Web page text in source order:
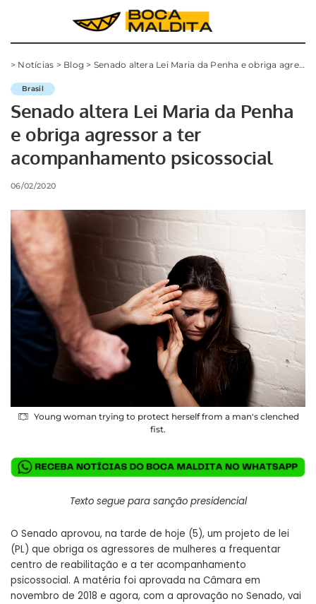
> Notícias > Blog > Senado altera Lei Maria da Penha e obriga agressor a ter acompanhamento psicossocial
Brasil
Senado altera Lei Maria da Penha
e obriga agressor a ter
acompanhamento psicossocial
06/02/2020
Young woman trying to protect herself from a man's clenched
fist.
Texto segue para sanção presidencial
O Senado aprovou, na tarde de hoje (5), um projeto de lei
(PL) que obriga os agressores de mulheres a frequentar
centro de reabilitação e a ter acompanhamento
psicossocial. A matéria foi aprovada na Câmara em
novembro de 2018 e agora, com a aprovação no Senado, vai